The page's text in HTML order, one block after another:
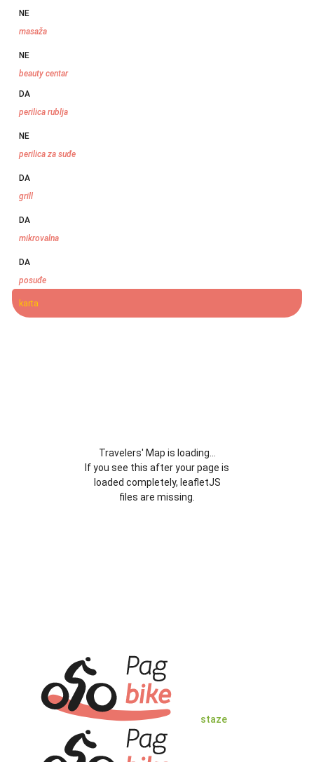
NE
masaža
NE
beauty centar
DA
perilica rublja
NE
perilica za suđe
DA
grill
DA
mikrovalna
DA
posuđe
karta
Travelers' Map is loading...
If you see this after your page is
loaded completely, leafletJS
files are missing.
staze